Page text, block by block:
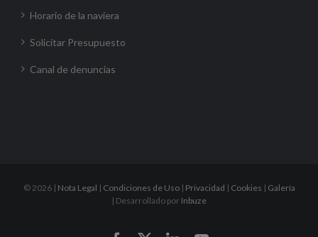
Horario de la naviera
Solicitar Presupuesto
Canal de denuncias
© 2026 | Nota Legal | Condiciones de Uso| Privacidad | Cookies | Galería
| Desarrollado por Inbuze